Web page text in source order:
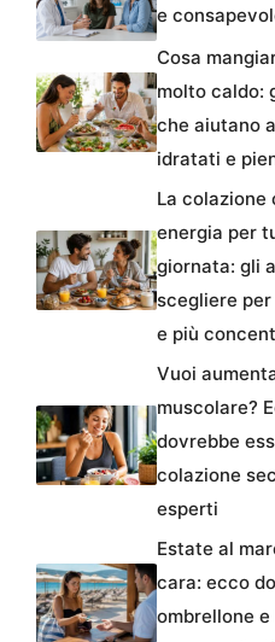
e
Cosa
molto caldo:
che aiutano
idratati e
La colazione
energia per
giornata: gli
scegliere
e più
Vuoi
muscolare?
dovrebbe
colazione
esperti
Estate al
cara: ecco
ombrellone